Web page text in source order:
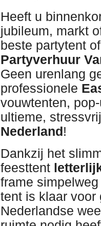
Heeft u
jubileum, markt
beste partytent
Partyverhuur
Geen urenlang
professionele
vouwtenten,
ultieme,
Nederland !
Dankzij het
feesttent
frame
tent is klaar voor
Nederlandse